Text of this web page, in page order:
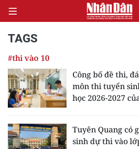
CHÍNH TRỊ
KINH TẾ
XÃ HỘI
TAGS
#thi vào 10
Công bố đề thi,
môn thi tuyển
học 2026-2027
Tuyên Quang có
sinh dự thi vào